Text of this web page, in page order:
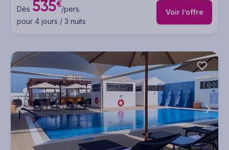
Dès 535€/pers.
pour 4 jours / 3 nuits
Voir l’offre